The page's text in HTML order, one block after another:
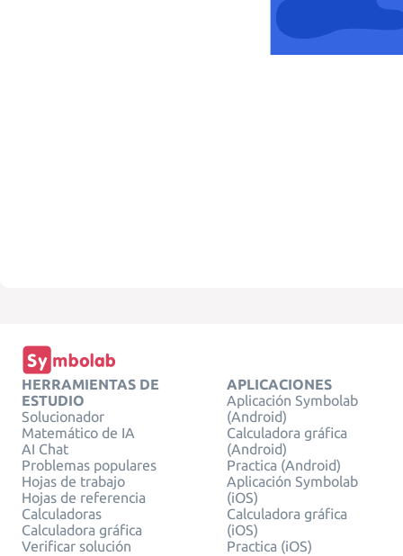
HERRAMIENTAS DE
ESTUDIO
Solucionador
Matemático de IA
AI Chat
Problemas populares
Hojas de trabajo
Hojas de referencia
Calculadoras
Calculadora gráfica
Verificar solución
APLICACIONES
Aplicación Symbolab
(Android)
Calculadora gráfica
(Android)
Practica (Android)
Aplicación Symbolab
(iOS)
Calculadora gráfica
(iOS)
Practica (iOS)